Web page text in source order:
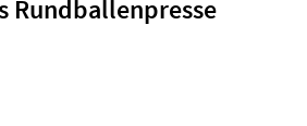
Rundballenpresse